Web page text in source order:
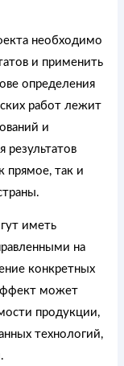
необходимо
и применить
определения
работ лежит
и
результатов
прямое, так и
иметь
на
конкретных
может
продукции,
технологий,